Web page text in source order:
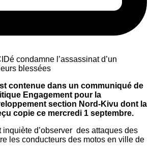
contenue dans un communiqué de
Engagement pour la
section Nord-Kivu dont la
copie ce mercredi 1 septembre.
inquiète d’observer des attaques des
les conducteurs des motos en ville de